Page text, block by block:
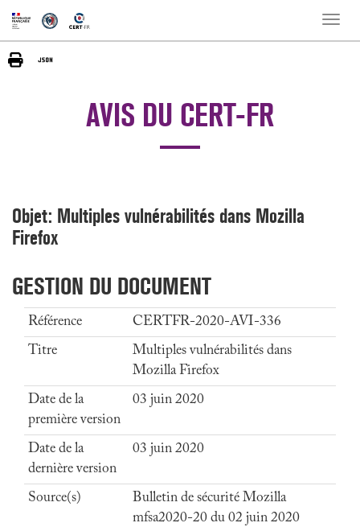
Toggle
AVIS DU CERT-FR
Objet: Multiples vulnérabilités dans Mozilla
Firefox
GESTION DU DOCUMENT
Référence
CERTFR-2020-AVI-336
Titre
Multiples vulnérabilités dans
Mozilla Firefox
Date de la
première version
03 juin 2020
Date de la
dernière version
03 juin 2020
Source(s)
Bulletin de sécurité Mozilla
mfsa2020-20 du 02 juin 2020